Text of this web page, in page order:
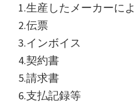
し
ま
す。
1.生産したメーカーに
2.伝票
3.インボイス
4.契約書
5.請求書
6.支払記録等